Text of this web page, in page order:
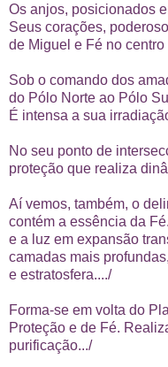
Os anjos, posicionados
Seus corações,
de Miguel e Fé no centro
Sob o comando dos
do Pólo Norte ao Pólo
É intensa a sua
No seu ponto de
proteção que realiza
Aí vemos, também, o
contém a essência da
e a luz em expansão
camadas mais
e estratosfera..../
Forma-se em volta do
Proteção e de Fé.
purificação.../